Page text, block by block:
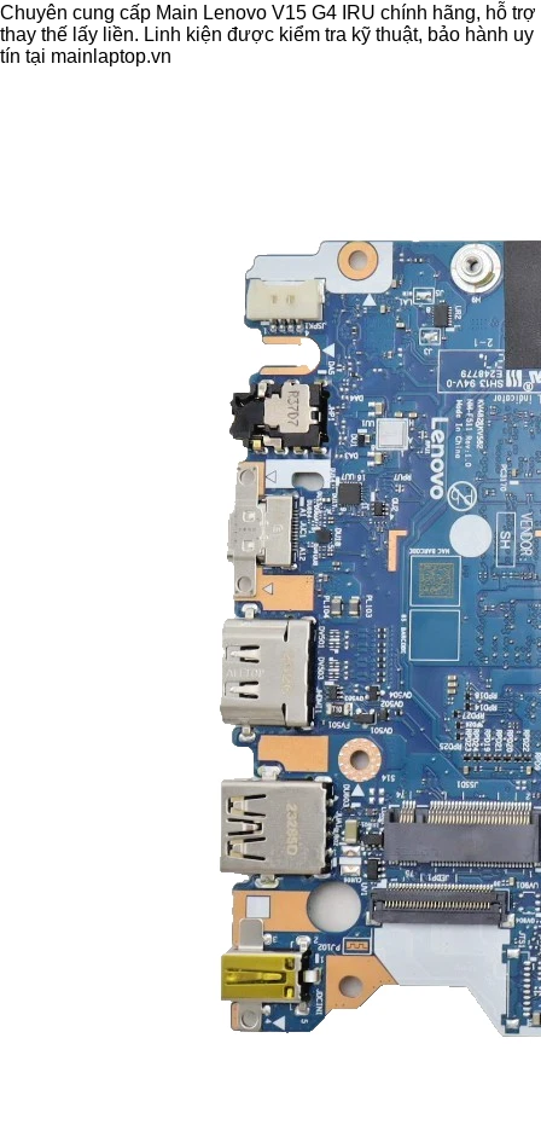
Chuyên cung cấp Main Lenovo V15 G4 IRU chính hãng, hỗ trợ
thay thế lấy liền. Linh kiện được kiểm tra kỹ thuật, bảo hành uy
tín tại mainlaptop.vn